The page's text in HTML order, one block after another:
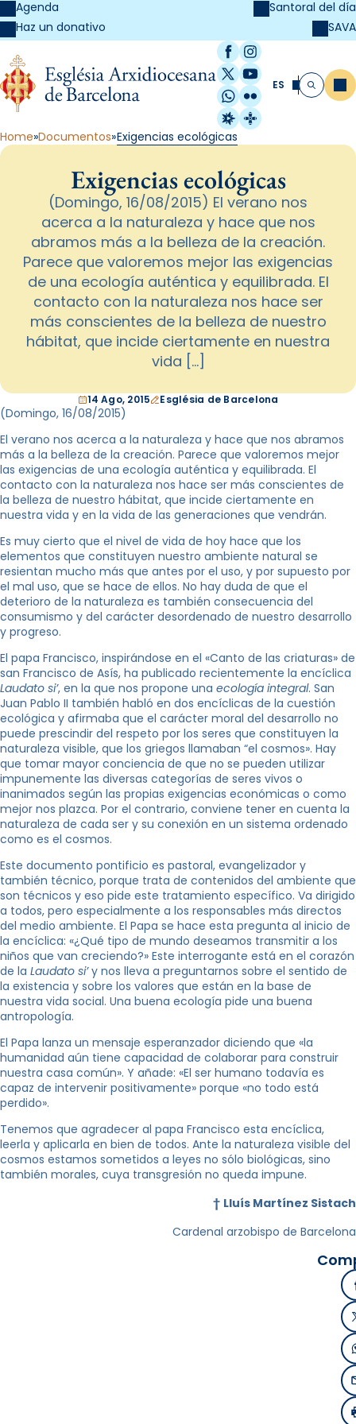
Agenda
Haz un donativo
Santoral del día
SAVA
Facebook
Instagram
X / Twitter
YouTube
WhatsApp
Flickr
Radio Estel
Catalunya
ES Buscar
Home Documentos Exigencias ecológicas
Exigencias ecológicas
(Domingo, 16/08/2015) El verano nos
acerca a la naturaleza y hace que nos
abramos más a la belleza de la creación.
Parece que valoremos mejor las exigencias
de una ecología auténtica y equilibrada. El
contacto con la naturaleza nos hace ser
más conscientes de la belleza de nuestro
hábitat, que incide ciertamente en nuestra
vida […]
14 Ago, 2015 Església de Barcelona
(Domingo, 16/08/2015)
El verano nos acerca a la naturaleza y hace que nos abramos
más a la belleza de la creación. Parece que valoremos mejor
las exigencias de una ecología auténtica y equilibrada. El
contacto con la naturaleza nos hace ser más conscientes de
la belleza de nuestro hábitat, que incide ciertamente en
nuestra vida y en la vida de las generaciones que vendrán.
Es muy cierto que el nivel de vida de hoy hace que los
elementos que constituyen nuestro ambiente natural se
resientan mucho más que antes por el uso, y por supuesto por
el mal uso, que se hace de ellos. No hay duda de que el
deterioro de la naturaleza es también consecuencia del
consumismo y del carácter desordenado de nuestro desarrollo
y progreso.
El papa Francisco, inspirándose en el «Canto de las criaturas» de
san Francisco de Asís, ha publicado recientemente la encíclica
Laudato si’, en la que nos propone una ecología integral. San
Juan Pablo II también habló en dos encíclicas de la cuestión
ecológica y afirmaba que el carácter moral del desarrollo no
puede prescindir del respeto por los seres que constituyen la
naturaleza visible, que los griegos llamaban “el cosmos». Hay
que tomar mayor conciencia de que no se pueden utilizar
impunemente las diversas categorías de seres vivos o
inanimados según las propias exigencias económicas o como
mejor nos plazca. Por el contrario, conviene tener en cuenta la
naturaleza de cada ser y su conexión en un sistema ordenado
como es el cosmos.
Este documento pontificio es pastoral, evangelizador y
también técnico, porque trata de contenidos del ambiente que
son técnicos y eso pide este tratamiento específico. Va dirigido
a todos, pero especialmente a los responsables más directos
del medio ambiente. El Papa se hace esta pregunta al inicio de
la encíclica: «¿Qué tipo de mundo deseamos transmitir a los
niños que van creciendo?» Este interrogante está en el corazón
de la Laudato si’y nos lleva a preguntarnos sobre el sentido de
la existencia y sobre los valores que están en la base de
nuestra vida social. Una buena ecología pide una buena
antropología.
El Papa lanza un mensaje esperanzador diciendo que «la
humanidad aún tiene capacidad de colaborar para construir
nuestra casa común». Y añade: «El ser humano todavía es
capaz de intervenir positivamente» porque «no todo está
perdido».
Tenemos que agradecer al papa Francisco esta encíclica,
leerla y aplicarla en bien de todos. Ante la naturaleza visible del
cosmos estamos sometidos a leyes no sólo biológicas, sino
también morales, cuya transgresión no queda impune.
† Lluís Martínez Sistach
Cardenal arzobispo de Barcelona